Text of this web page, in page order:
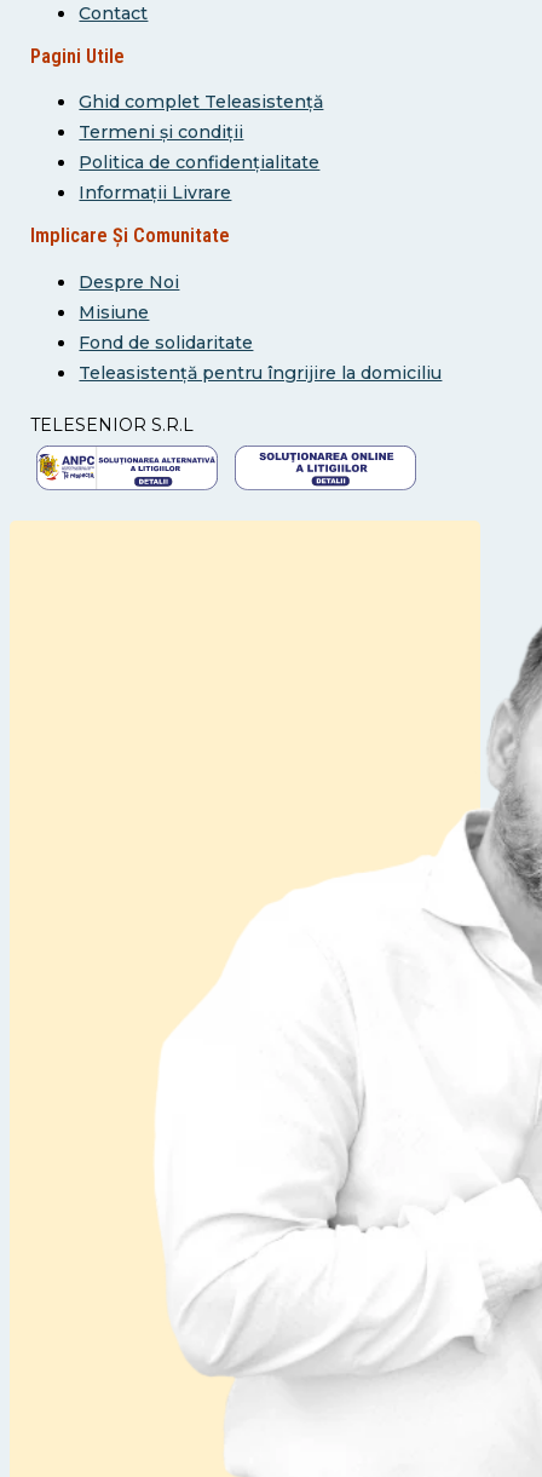
Contact
Pagini Utile
Ghid complet Teleasistență
Termeni și condiții
Politica de confidențialitate
Informații Livrare
Implicare Și Comunitate
Despre Noi
Misiune
Fond de solidaritate
Teleasistență pentru îngrijire la domiciliu
TELESENIOR S.R.L